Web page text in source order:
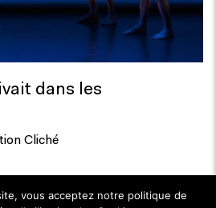
dans les
Cliché
vous acceptez notre politique de